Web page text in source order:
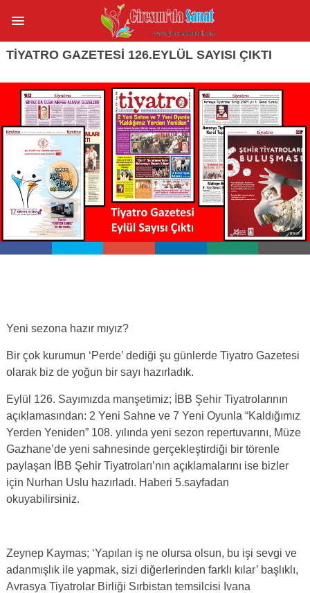
TIYATRO GAZETESI 126.EYLÜL SAYISI ÇIKTI
Yeni sezona hazır mıyız?
Bir çok kurumun ‘Perde’ dediği şu günlerde Tiyatro Gazetesi
olarak biz de yoğun bir sayı hazırladık.
Eylül 126. Sayımızda manşetimiz; İBB Şehir Tiyatrolarının
açıklamasından: 2 Yeni Sahne ve 7 Yeni Oyunla “Kaldığımız
Yerden Yeniden” 108. yılında yeni sezon repertuvarını, Müze
Gazhane’de yeni sahnesinde gerçekleştirdiği bir törenle
paylaşan İBB Şehir Tiyatroları’nın açıklamalarını ise bizler
için Nurhan Uslu hazırladı. Haberi 5.sayfadan
okuyabilirsiniz.
Zeynep Kaymas; ‘Yapılan iş ne olursa olsun, bu işi sevgi ve
adanmışlık ile yapmak, sizi diğerlerinden farklı kılar’ başlıklı,
Avrasya Tiyatrolar Birliği Sırbistan temsilcisi Ivana